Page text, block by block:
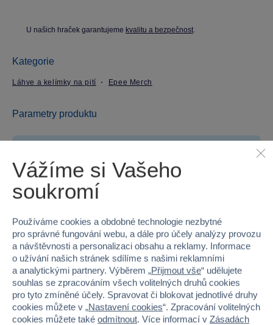
U našich hraček garantujeme kvalitu a bezpečnost.
Kategorie
Láhve a kelímky na pití Epee Merch
Parametry produktu
Kód produktu 97-ST00275
Značka
Licence DISNEY
Řada Star Wars
Věk od 3
Pohlaví KLUK
Vážíme si Vašeho
soukromí
Používáme cookies a obdobné technologie nezbytné
pro správné fungování webu, a dále pro účely analýzy provozu
a návštěvnosti a personalizaci obsahu a reklamy. Informace
o užívání našich stránek sdílíme s našimi reklamními
a analytickými partnery. Výběrem „Přijmout vše“ udělujete
souhlas se zpracováním všech volitelných druhů cookies
pro tyto zmíněné účely. Spravovat či blokovat jednotlivé druhy
cookies můžete v „Nastavení cookies“. Zpracování volitelných
cookies můžete také odmítnout. Více informací v Zásadách